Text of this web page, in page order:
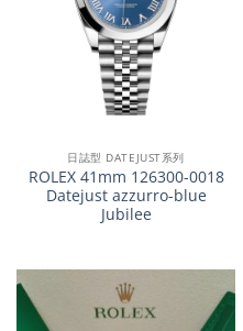
日誌型 DATEJUST系列
ROLEX 41mm 126300-0018
Datejust azzurro-blue
Jubilee